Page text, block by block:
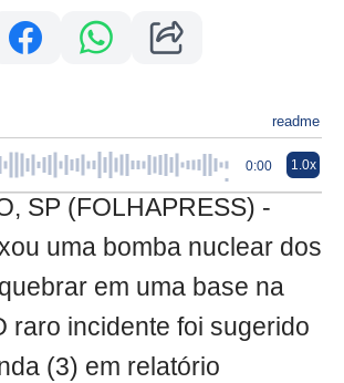
readme
0:00 1.0x
SP (FOLHAPRESS) -
uma bomba nuclear dos
em uma base na
raro incidente foi sugerido
(3) em relatório